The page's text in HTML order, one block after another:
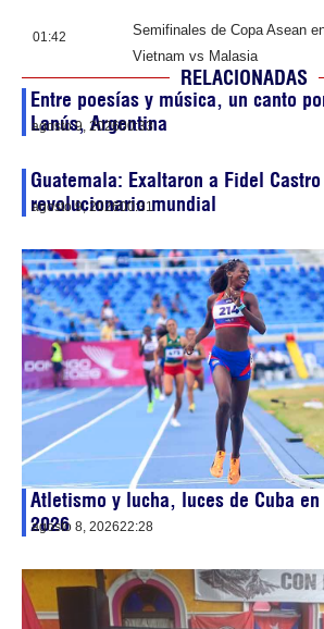
01:42
Semifinales de Copa Asean
Vietnam vs Malasia
RELACIONADAS
Entre poesías y música, un canto
Lanús, Argentina
agosto 9, 202600:33
Guatemala: Exaltaron a Fidel
revolucionario mundial
agosto 9, 202600:31
Atletismo y lucha, luces de Cuba
2026
agosto 8, 202622:28